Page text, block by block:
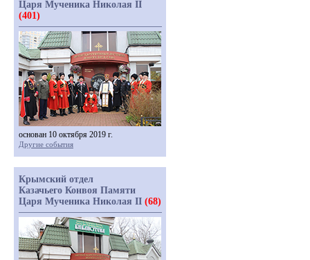
Царя Мученика Николая II
(401)
основан 10 октября 2019 г.
Другие события
Крымский отдел
Казачьего Конвоя Памяти
Царя Мученика Николая II (68)